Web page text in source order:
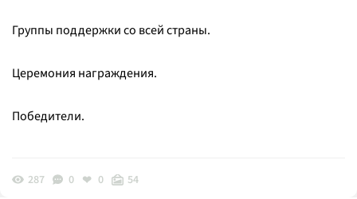
Группы поддержки со всей страны.
Церемония награждения.
Победители.
287 0 0 54